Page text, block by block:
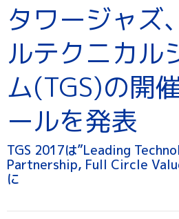
タワージャズ
ルテクニカル
ム(TGS)の開
ールを発表
TGS 2017は”Leading
Partnership, Full Circle
に